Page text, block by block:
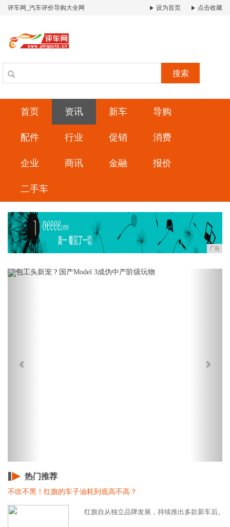
评车网_汽车评价导购大全网 设为首页 点击收藏
搜索
首页 资讯 新车 导购
配件 行业 促销 消费
企业 商讯 金融 报价
二手车
广告
Previous
热门推荐
不吹不黑！红旗的车子油耗到底高不高？
红旗自从独立品牌发展，持续推出多款新车后。